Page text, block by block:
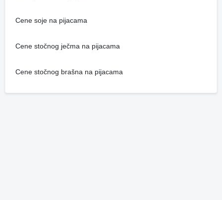
Cene soje na pijacama
Cene stočnog ječma na pijacama
Cene stočnog brašna na pijacama